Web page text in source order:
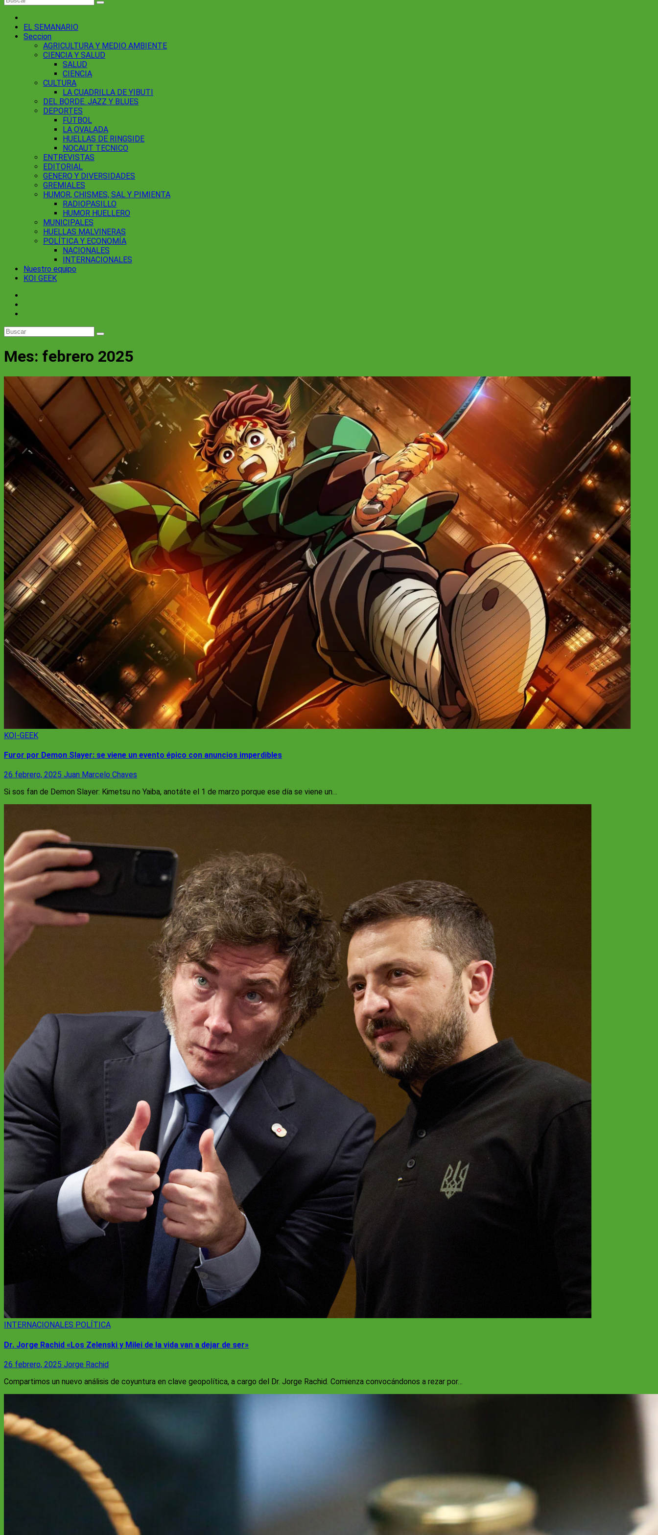
EL SEMANARIO
Seccion
AGRICULTURA Y MEDIO AMBIENTE
CIENCIA Y SALUD
SALUD
CIENCIA
CULTURA
LA CUADRILLA DE YIBUTI
DEL BORDE. JAZZ Y BLUES
DEPORTES
FÚTBOL
LA OVALADA
HUELLAS DE RINGSIDE
NOCAUT TECNICO
ENTREVISTAS
EDITORIAL
GENERO Y DIVERSIDADES
GREMIALES
HUMOR, CHISMES, SAL Y PIMIENTA
RADIOPASILLO
HUMOR HUELLERO
MUNICIPALES
HUELLAS MALVINERAS
POLÍTICA Y ECONOMÍA
NACIONALES
INTERNACIONALES
Nuestro equipo
KOI GEEK
Mes: febrero 2025
KOI-GEEK
Furor por Demon Slayer: se viene un evento épico con anuncios imperdibles
26 febrero, 2025 Juan Marcelo Chaves
Si sos fan de Demon Slayer: Kimetsu no Yaiba, anotáte el 1 de marzo porque ese día se viene un…
INTERNACIONALES POLÍTICA
Dr. Jorge Rachid «Los Zelenski y Milei de la vida van a dejar de ser»
26 febrero, 2025 Jorge Rachid
Compartimos un nuevo análisis de coyuntura en clave geopolítica, a cargo del Dr. Jorge Rachid. Comienza convocándonos a rezar por…